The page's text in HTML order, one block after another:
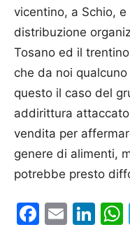
vicentino, a Schio,
distribuzione
Tosano ed il
che da noi
questo il caso del
addirittura
vendita per
genere di alimenti,
potrebbe presto
Email